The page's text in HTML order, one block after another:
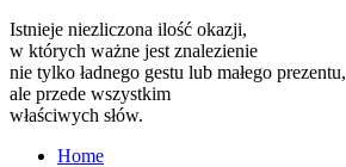
Istnieje niezliczona ilość okazji,
w których ważne jest znalezienie
nie tylko ładnego gestu lub małego prezentu,
ale przede wszystkim
właściwych słów.
Home